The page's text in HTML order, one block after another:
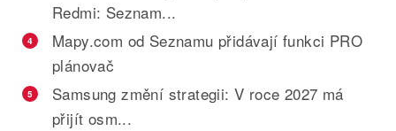
Redmi: Seznam...
4
Mapy.com od Seznamu přidávají funkci PRO
plánovač
5
Samsung změní strategii: V roce 2027 má
přijít osm...